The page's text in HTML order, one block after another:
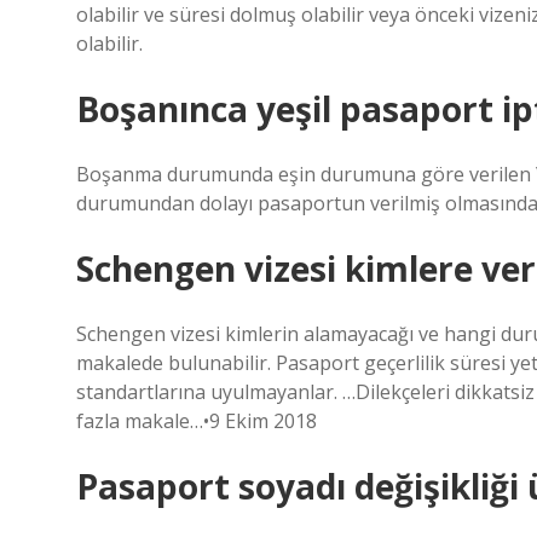
olabilir ve süresi dolmuş olabilir veya önceki
olabilir.
Boşanınca yeşil pasaport
Boşanma durumunda eşin durumuna göre
durumundan dolayı pasaportun verilmiş
Schengen vizesi kimlere
Schengen vizesi kimlerin alamayacağı ve hangi
makalede bulunabilir. Pasaport geçerlilik süresi
standartlarına uyulmayanlar. …Dilekçeleri dikkatsiz
fazla makale…•9 Ekim 2018
Pasaport soyadı